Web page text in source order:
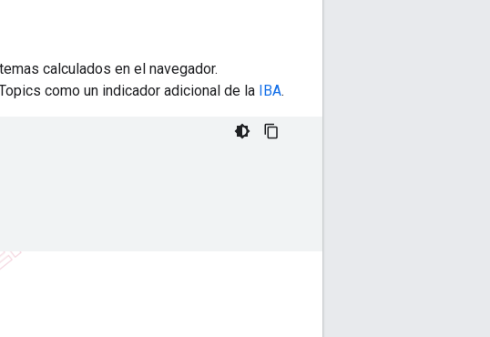
calculados en el navegador.
como un indicador adicional de la
IBA.